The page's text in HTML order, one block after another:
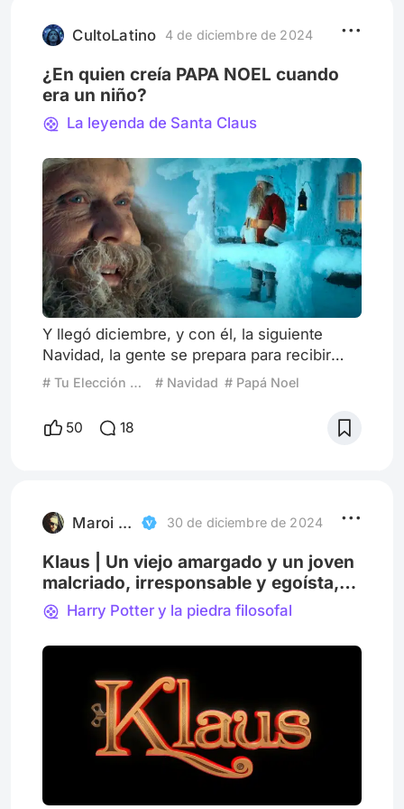
película desde la perspectiva
CultoLatino 4 de diciembre de 2024
¿En quien creía PAPA NOEL cuando
era un niño?
La leyenda de Santa Claus
Y llegó diciembre, y con él, la siguiente
Navidad, la gente se prepara para recibir
una vez mas, como cada año, ese día
especial, donde todos se vuelven locos.
Para algunos, un mes de compras y regalos,
para otros un momento de reflexión y
nos olvidamos un poco del verdade
# Tu Elección Especial para Navidad # Navidad # Papá Noel
50 18
Maroi Sander 30 de diciembre de 2024
Klaus | Un viejo amargado y un joven
malcriado, irresponsable y egoísta,
llegan a cambiarlo todo.
Harry Potter y la piedra filosofal